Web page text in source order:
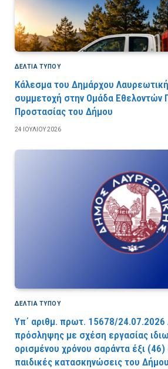
ΔΕΛΤΙΑ ΤΥΠΟΥ
Κάλεσμα του Δημάρχου
συμμετοχή στην Ομάδα Εθελοντών
Προστασίας του Δήμου
24 ΙΟΥΛΊΟΥ 2026
ΔΕΛΤΙΑ ΤΥΠΟΥ
Υπ΄ αριθμ. πρωτ. 15678/24.07.2026
πρόσληψης με σχέση εργασίας
ορισμένου χρόνου σαράντα έξι
παιδικές κατασκηνώσεις του